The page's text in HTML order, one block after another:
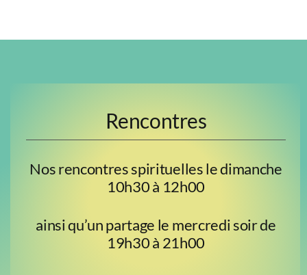
Rencontres
Nos rencontres spirituelles le dimanche
10h30 à 12h00
ainsi qu’un partage le mercredi soir de
19h30 à 21h00